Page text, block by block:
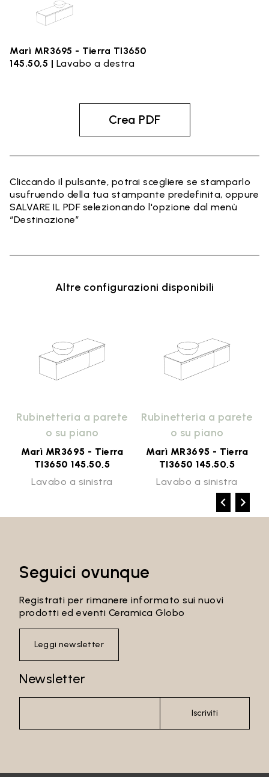
Marì MR3695 - Tierra TI3650
145.50,5 | Lavabo a destra
Crea PDF
Cliccando il pulsante, potrai scegliere se stamparlo
usufruendo della tua stampante predefinita, oppure
SALVARE IL PDF selezionando l'opzione dal menù
“Destinazione”
Altre configurazioni disponibili
Rubinetteria a parete
o su piano
Marì MR3695 - Tierra
TI3650 145.50,5
Lavabo a sinistra
Rubinetteria a parete
o su piano
Marì MR3695 - Tierra
TI3650 145.50,5
Lavabo a sinistra
Seguici ovunque
Registrati per rimanere informato sui nuovi
prodotti ed eventi Ceramica Globo
Leggi newsletter
Newsletter
Iscriviti